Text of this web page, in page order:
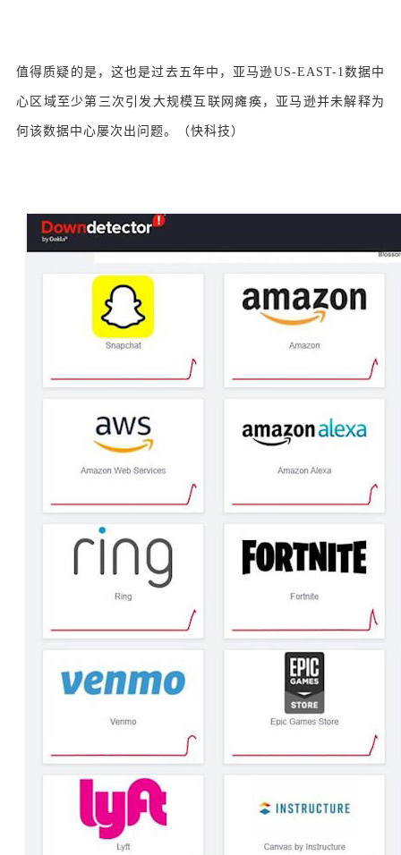
值得质疑的是，这也是过去五年中，亚马逊US-EAST-1数据中
心区域至少第三次引发大规模互联网瘫痪，亚马逊并未解释为
何该数据中心屡次出问题。（快科技）